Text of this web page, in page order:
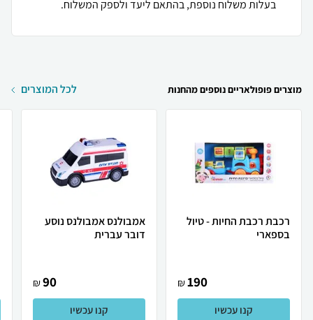
בעלות משלוח נוספת, בהתאם ליעד ולספק המשלוח.
מוצרים פופולאריים נוספים מהחנות לכל המוצרים
רכבת רכבת החיות - טיול
בספארי
190
₪
קנו עכשיו
אמבולנס אמבולנס נוסע
דובר עברית
90
₪
קנו עכשיו